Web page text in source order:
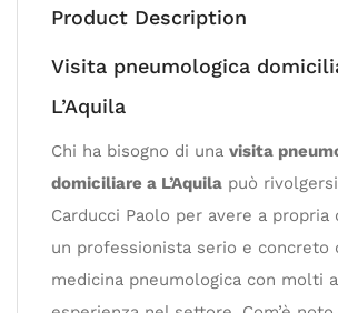
Product Description
Visita pneumologica
L’Aquila
Chi ha bisogno di una visita
domiciliare a L’Aquila può
Carducci Paolo per avere a propria
un professionista serio e concreto
medicina pneumologica con molti